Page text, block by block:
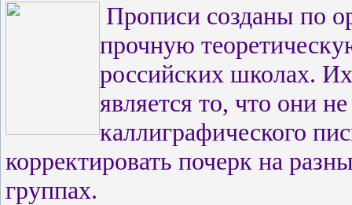
Прописи созданы по
прочную
российских школах.
является то, что они
каллиграфического
корректировать почерк на
группах.